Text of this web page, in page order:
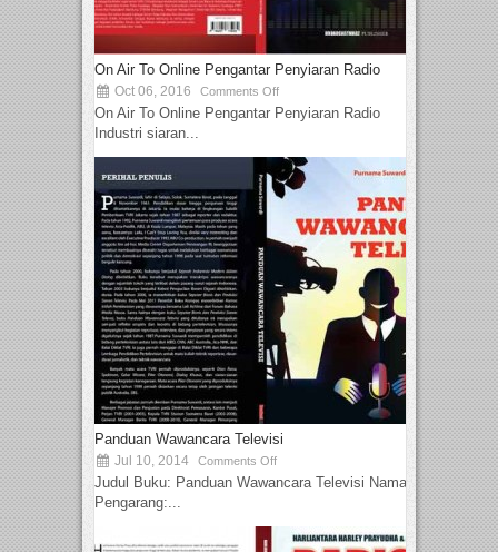
On Air To Online Pengantar Penyiaran Radio
Oct 06, 2016 Comments Off
On Air To Online Pengantar Penyiaran Radio
Industri siaran...
Panduan Wawancara Televisi
Jul 10, 2014 Comments Off
Judul Buku: Panduan Wawancara Televisi Nama
Pengarang:...